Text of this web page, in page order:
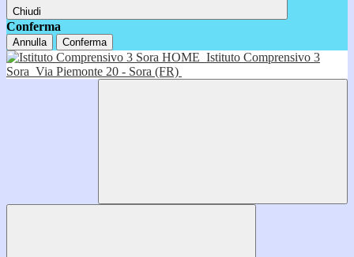
Chiudi
Conferma
Annulla Conferma
HOME Istituto Comprensivo 3
Sora Via Piemonte 20 - Sora (FR)